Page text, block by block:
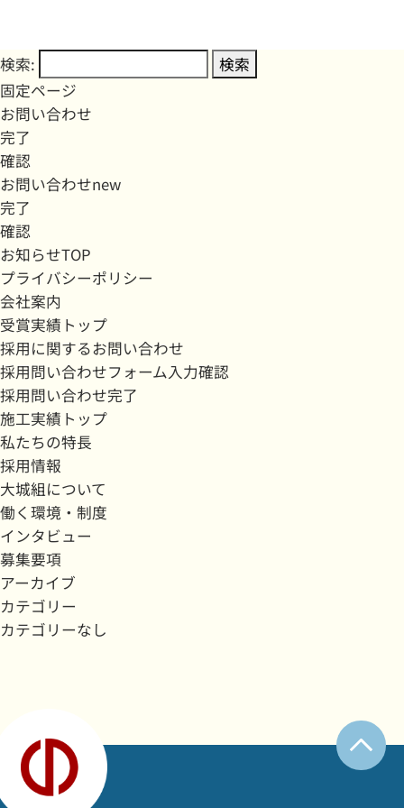
検索:
固定ページ
お問い合わせ
完了
確認
お問い合わせnew
完了
確認
お知らせTOP
プライバシーポリシー
会社案内
受賞実績トップ
採用に関するお問い合わせ
採用問い合わせフォーム入力確認
採用問い合わせ完了
施工実績トップ
私たちの特長
採用情報
大城組について
働く環境・制度
インタビュー
募集要項
アーカイブ
カテゴリー
カテゴリーなし